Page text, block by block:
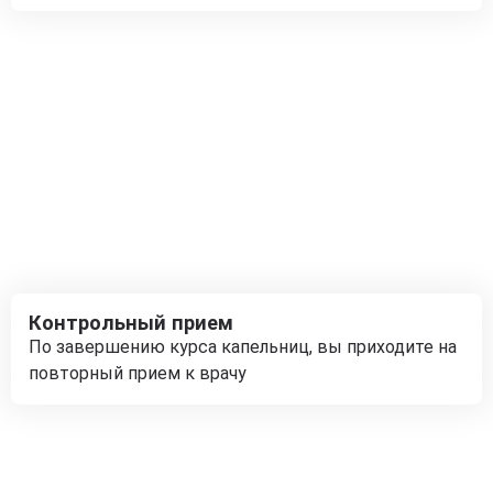
Контрольный прием
По завершению курса капельниц, вы приходите на
повторный прием к врачу